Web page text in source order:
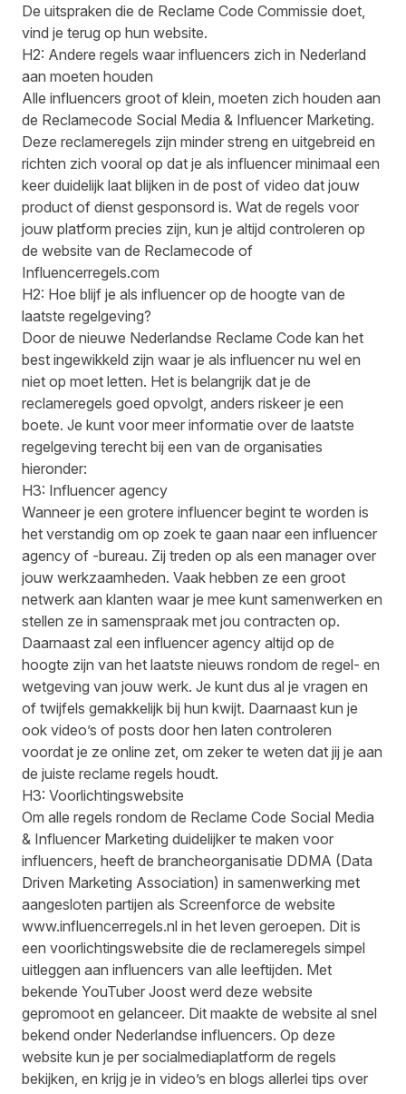
De uitspraken die de Reclame Code Commissie doet,
vind je terug op hun website.
H2: Andere regels waar influencers zich in Nederland
aan moeten houden
Alle influencers groot of klein, moeten zich houden aan
de Reclamecode Social Media & Influencer Marketing.
Deze reclameregels zijn minder streng en uitgebreid en
richten zich vooral op dat je als influencer minimaal een
keer duidelijk laat blijken in de post of video dat jouw
product of dienst gesponsord is. Wat de regels voor
jouw platform precies zijn, kun je altijd controleren op
de website van de Reclamecode of
Influencerregels.com
H2: Hoe blijf je als influencer op de hoogte van de
laatste regelgeving?
Door de nieuwe Nederlandse Reclame Code kan het
best ingewikkeld zijn waar je als influencer nu wel en
niet op moet letten. Het is belangrijk dat je de
reclameregels goed opvolgt, anders riskeer je een
boete. Je kunt voor meer informatie over de laatste
regelgeving terecht bij een van de organisaties
hieronder:
H3: Influencer agency
Wanneer je een grotere influencer begint te worden is
het verstandig om op zoek te gaan naar een influencer
agency of -bureau. Zij treden op als een manager over
jouw werkzaamheden. Vaak hebben ze een groot
netwerk aan klanten waar je mee kunt samenwerken en
stellen ze in samenspraak met jou contracten op.
Daarnaast zal een influencer agency altijd op de
hoogte zijn van het laatste nieuws rondom de regel- en
wetgeving van jouw werk. Je kunt dus al je vragen en
of twijfels gemakkelijk bij hun kwijt. Daarnaast kun je
ook video’s of posts door hen laten controleren
voordat je ze online zet, om zeker te weten dat jij je aan
de juiste reclame regels houdt.
H3: Voorlichtingswebsite
Om alle regels rondom de Reclame Code Social Media
& Influencer Marketing duidelijker te maken voor
influencers, heeft de brancheorganisatie DDMA (Data
Driven Marketing Association) in samenwerking met
aangesloten partijen als Screenforce de website
www.influencerregels.nl in het leven geroepen. Dit is
een voorlichtingswebsite die de reclameregels simpel
uitleggen aan influencers van alle leeftijden. Met
bekende YouTuber Joost werd deze website
gepromoot en gelanceer. Dit maakte de website al snel
bekend onder Nederlandse influencers. Op deze
website kun je per socialmediaplatform de regels
bekijken, en krijg je in video’s en blogs allerlei tips over